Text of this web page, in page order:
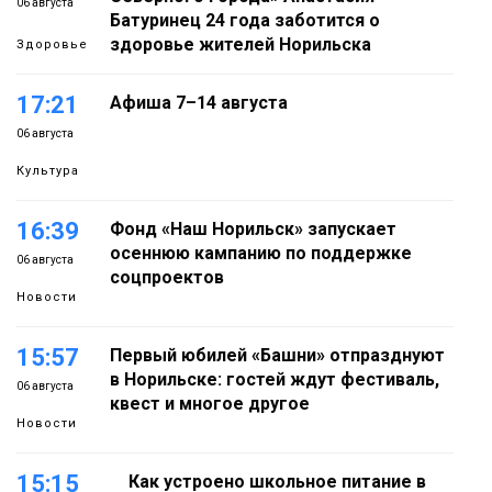
06 августа
Здоровье
Батуринец 24 года заботится о
здоровье жителей Норильска
17:21
06 августа
Культура
Афиша 7–14 августа
16:39
06 августа
Новости
Фонд «Наш Норильск» запускает
осеннюю кампанию по поддержке
соцпроектов
15:57
06 августа
Новости
Первый юбилей «Башни» отпразднуют
в Норильске: гостей ждут фестиваль,
квест и многое другое
15:15 Как устроено школьное питание в